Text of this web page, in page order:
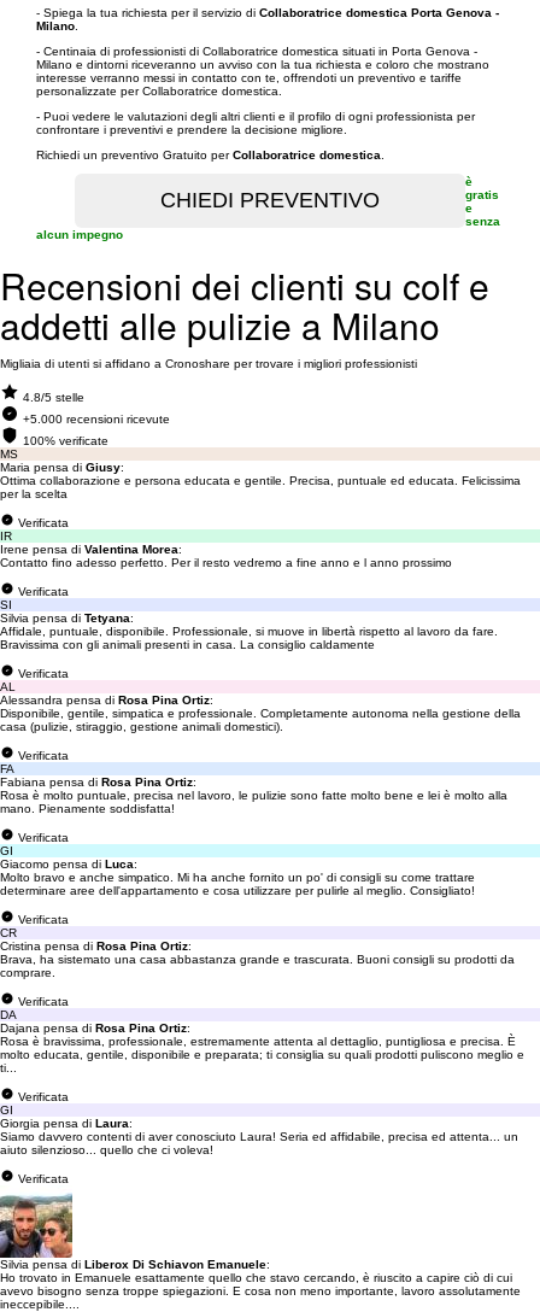
- Spiega la tua richiesta per il servizio di Collaboratrice domestica Porta Genova -
Milano
- Centinaia di professionisti di Collaboratrice domestica situati in Porta Genova -
Milano e dintorni riceveranno un avviso con la tua richiesta e coloro che mostrano
interesse verranno messi in contatto con te, offrendoti un preventivo e tariffe
personalizzate per Collaboratrice domestica.
- Puoi vedere le valutazioni degli altri clienti e il profilo di ogni professionista per
confrontare i preventivi e prendere la decisione migliore.
Richiedi un preventivo Gratuito perCollaboratrice domestica
è
gratis
e
senza
alcun impegno
Recensioni dei clienti su colf e
addetti alle pulizie a Milano
Migliaia di utenti si affidano a Cronoshare per trovare i migliori professionisti
4.8/5 stelle
+5.000 recensioni ricevute
100% verificate
MS
Maria pensa di Giusy:
Ottima collaborazione e persona educata e gentile. Precisa, puntuale ed educata. Felicissima
per la scelta
Verificata
IR
Irene pensa di Valentina Morea:
Contatto fino adesso perfetto. Per il resto vedremo a fine anno e l anno prossimo
Verificata
SI
Silvia pensa di Tetyana:
Affidale, puntuale, disponibile. Professionale, si muove in libertà rispetto al lavoro da fare.
Bravissima con gli animali presenti in casa. La consiglio caldamente
Verificata
AL
Alessandra pensa di Rosa Pina Ortiz:
Disponibile, gentile, simpatica e professionale. Completamente autonoma nella gestione della
casa (pulizie, stiraggio, gestione animali domestici).
Verificata
FA
Fabiana pensa di Rosa Pina Ortiz:
Rosa è molto puntuale, precisa nel lavoro, le pulizie sono fatte molto bene e lei è molto alla
mano. Pienamente soddisfatta!
Verificata
GI
Giacomo pensa di Luca:
Molto bravo e anche simpatico. Mi ha anche fornito un po' di consigli su come trattare
determinare aree dell'appartamento e cosa utilizzare per pulirle al meglio. Consigliato!
Verificata
CR
Cristina pensa di Rosa Pina Ortiz:
Brava, ha sistemato una casa abbastanza grande e trascurata. Buoni consigli su prodotti da
comprare.
Verificata
DA
Dajana pensa di Rosa Pina Ortiz:
Rosa è bravissima, professionale, estremamente attenta al dettaglio, puntigliosa e precisa. È
molto educata, gentile, disponibile e preparata; ti consiglia su quali prodotti puliscono meglio e
ti...
Verificata
GI
Giorgia pensa di Laura:
Siamo davvero contenti di aver conosciuto Laura! Seria ed affidabile, precisa ed attenta... un
aiuto silenzioso... quello che ci voleva!
Verificata
Silvia pensa di Liberox Di Schiavon Emanuele:
Ho trovato in Emanuele esattamente quello che stavo cercando, è riuscito a capire ciò di cui
avevo bisogno senza troppe spiegazioni. E cosa non meno importante, lavoro assolutamente
ineccepibile....